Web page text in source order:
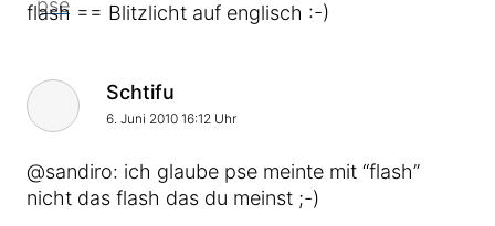
flash == Blitzlicht auf englisch :-)
Kommentar von
Schtifu
6. Juni 2010 16:12 Uhr
@sandiro: ich glaube pse meinte mit “flash”
nicht das flash das du meinst ;-)